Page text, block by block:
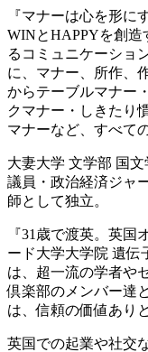
『マナーは心を形に
WINとHAPPYを創造
るコミュニケーショ
に、マナー、所作、
からテーブルマナー
クマナー・しきたり
マナーなど、すべて
大妻大学 文学部 国
議員・政治経済ジャ
師として独立。
『31歳で渡英。英
ード大学大学院 遺伝
は、超一流の学者や
倶楽部のメンバー達
は、信頼の価値あり
英国での起業や社交